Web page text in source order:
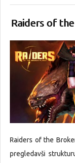
Raiders of
Raiders of the
pregledavši